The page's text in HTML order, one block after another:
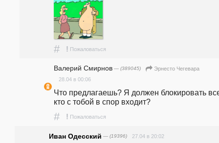
# ! Пожаловаться
Валерий Смирнов — (389045)
Эрнесто Чегевара
28.04 в 00:06
Что предлагаешь? Я должен блокировать
кто с тобой в спор входит?
# ! Пожаловаться
Иван Одесский — (19396) 27.04 в 20:02